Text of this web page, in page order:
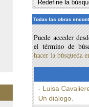
Todas las obras
Puede acceder
el término de
hacer la búsqueda
- Luisa
Un diálogo.